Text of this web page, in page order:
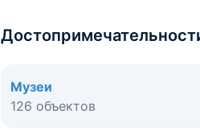
Музеи
126 объектов